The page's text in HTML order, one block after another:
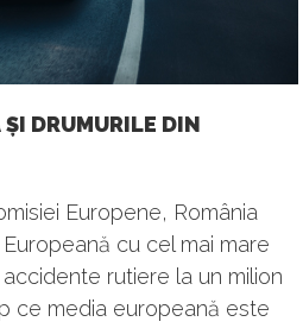
ȘI DRUMURILE DIN
Europene, România
cu cel mai mare
rutiere la un milion
ce media europeană este